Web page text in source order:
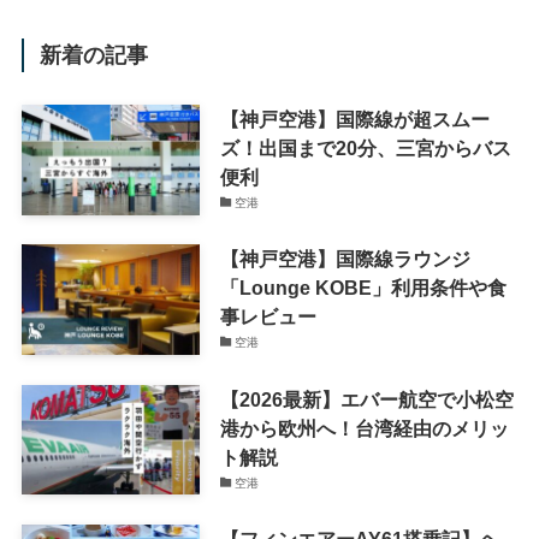
新着の記事
【神戸空港】国際線が超スムー
ズ！出国まで20分、三宮からバス
便利
空港
【神戸空港】国際線ラウンジ
「Lounge KOBE」利用条件や食
事レビュー
空港
【2026最新】エバー航空で小松空
港から欧州へ！台湾経由のメリッ
ト解説
空港